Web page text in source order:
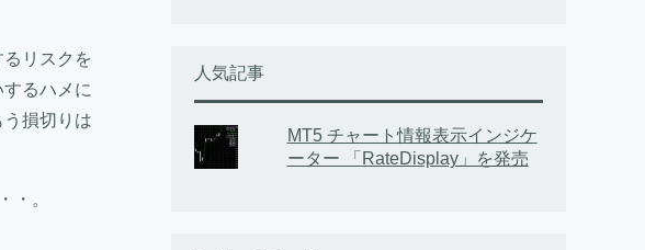
リスクを
るハメに
損切りは
・。
人気記事
MT5 チャート情報表示インジケ
ーター 「RateDisplay」を発売